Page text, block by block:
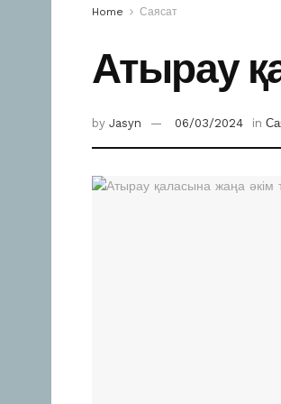
Home Саясат
Атырау
by Jasyn 06/03/2024 in